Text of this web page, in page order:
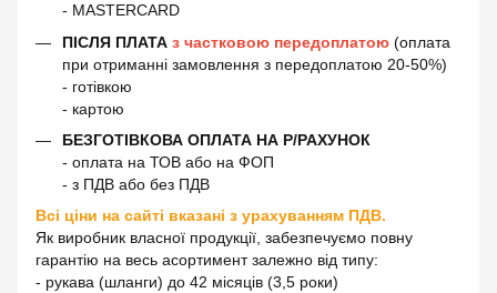
- MASTERCARD
ПІСЛЯ ПЛАТА з частковою передоплатою (оплата
при отриманні замовлення з передоплатою 20-50%)
- готівкою
- картою
БЕЗГОТІВКОВА ОПЛАТА НА Р/РАХУНОК
- оплата на ТОВ або на ФОП
- з ПДВ або без ПДВ
Всі ціни на сайті вказані з урахуванням ПДВ.
Як виробник власної продукції, забезпечуємо повну
гарантію на весь асортимент залежно від типу:
- рукава (шланги) до 42 місяців (3,5 роки)